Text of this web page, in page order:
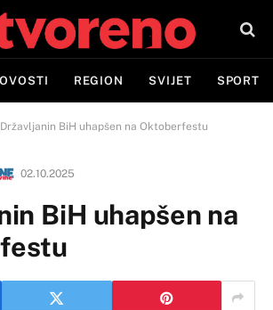
REGION SVIJET SPORT
Državljanin BiH uhapšen na Oktoberfestu
02.10.2025
BiH uhapšen na